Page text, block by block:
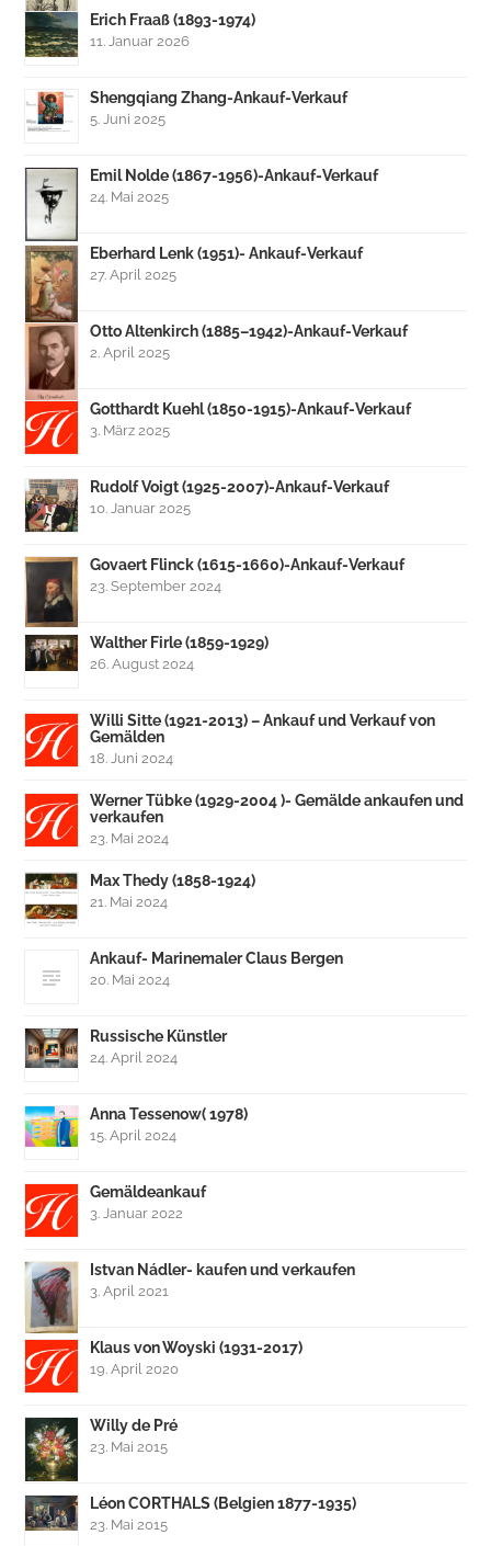
Erich Fraaß (1893-1974)
11. Januar 2026
Shengqiang Zhang-Ankauf-Verkauf
5. Juni 2025
Emil Nolde (1867-1956)-Ankauf-Verkauf
24. Mai 2025
Eberhard Lenk (1951)- Ankauf-Verkauf
27. April 2025
Otto Altenkirch (1885–1942)-Ankauf-Verkauf
2. April 2025
Gotthardt Kuehl (1850-1915)-Ankauf-Verkauf
3. März 2025
Rudolf Voigt (1925-2007)-Ankauf-Verkauf
10. Januar 2025
Govaert Flinck (1615-1660)-Ankauf-Verkauf
23. September 2024
Walther Firle (1859-1929)
26. August 2024
Willi Sitte (1921-2013) – Ankauf und Verkauf von
Gemälden
18. Juni 2024
Werner Tübke (1929-2004 )- Gemälde ankaufen und
verkaufen
23. Mai 2024
Max Thedy (1858-1924)
21. Mai 2024
Ankauf- Marinemaler Claus Bergen
20. Mai 2024
Russische Künstler
24. April 2024
Anna Tessenow( 1978)
15. April 2024
Gemäldeankauf
3. Januar 2022
Istvan Nádler- kaufen und verkaufen
3. April 2021
Klaus von Woyski (1931-2017)
19. April 2020
Willy de Pré
23. Mai 2015
Léon CORTHALS (Belgien 1877-1935)
23. Mai 2015